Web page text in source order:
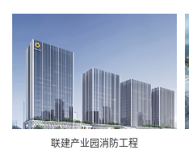
联建产业园消防工程